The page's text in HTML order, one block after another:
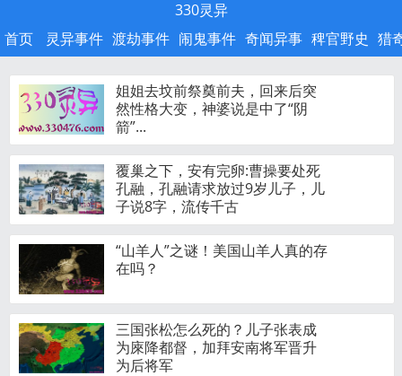
330灵异
首页
灵异事件 渡劫事件 闹鬼事件 奇闻异事 稗官野史 猎
姐姐去坟前祭奠前夫，回来后突
然性格大变，神婆说是中了“阴
箭”...
覆巢之下，安有完卵:曹操要处死
孔融，孔融请求放过9岁儿子，儿
子说8字，流传千古
“山羊人”之谜！美国山羊人真的存
在吗？
三国张松怎么死的？儿子张表成
为庲降都督，加拜安南将军晋升
为后将军